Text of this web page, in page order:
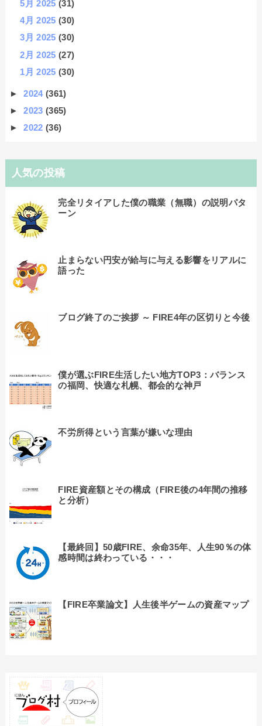
5月 2025(31)
4月 2025(30)
3月 2025(30)
2月 2025(27)
1月 2025(30)
►2024(361)
►2023(365)
►2022(36)
人気の投稿
完全リタイアした僕の職業（無職）の説明パタ
ーン
止まらない円安が給与に与える影響をリアルに
語った
ブログ終了のご挨拶 ～ FIRE4年の区切りと今後
僕が選ぶFIRE生活したい地方TOP3：バランス
の福岡、快適な札幌、都会的な神戸
不労所得という言葉が嫌いな理由
FIRE資産額とその構成（FIRE後の4年間の推移
と分析）
【最終回】50歳FIRE、余命35年、人生90％の体
感時間は終わっている・・・
【FIRE卒業論文】人生後半ゲームの資産マップ